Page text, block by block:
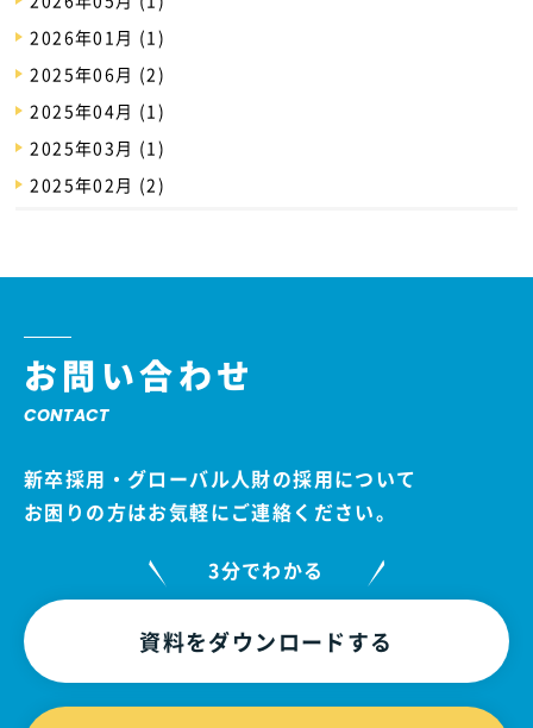
2026年01月 (1)
2025年06月 (2)
2025年04月 (1)
2025年03月 (1)
2025年02月 (2)
お問い合わせ
CONTACT
新卒採用・グローバル人財の採用について
お困りの方はお気軽にご連絡ください。
資料をダウンロードする
3分でわかる